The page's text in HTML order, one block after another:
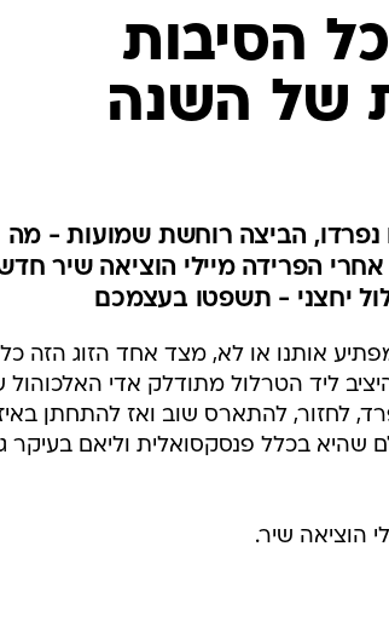
הסיבות
של השנה
נפרדו, הביצה רוחשת שמועות - מה
הפרידה מיילי הוציאה שיר
יחצני - תשפטו בעצמכם
אותנו או לא, מצד אחד הזוג הזה
ליד הטרלול מתודלק אדי האלכוהול
לחזור, להתארס שוב ואז להתחתן
שהיא בכלל פנסקסואלית וליאם בעיקר
הוציאה שיר.